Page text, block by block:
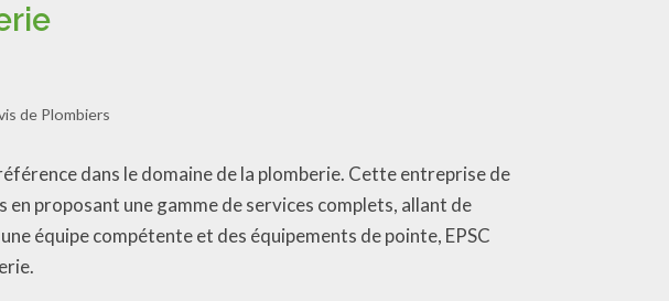
de Plombiers
dans le domaine de la plomberie. Cette entreprise de
proposant une gamme de services complets, allant de
équipe compétente et des équipements de pointe, EPSC